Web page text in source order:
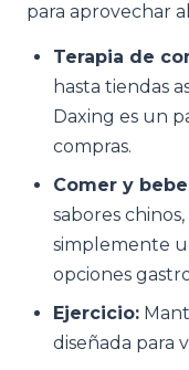
para aprovechar
Terapia de
hasta tiendas
Daxing es un
compras.
Comer y
sabores
simplemente
opciones
Ejercicio:
diseñada para